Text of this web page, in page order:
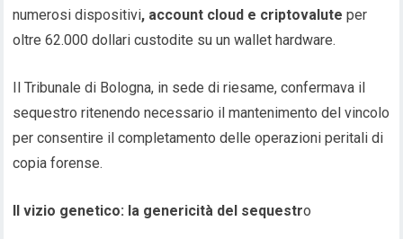
numerosi dispositivi, account cloud e criptovalute per
oltre 62.000 dollari custodite su un wallet hardware.
Il Tribunale di Bologna, in sede di riesame, confermava il
sequestro ritenendo necessario il mantenimento del vincolo
per consentire il completamento delle operazioni peritali di
copia forense.
Il vizio genetico: la genericità del sequestro